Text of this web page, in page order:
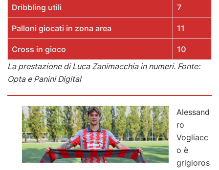
Dribbling utili 7
Palloni giocati in zona area 11
Cross in gioco
10
La prestazione di Luca Zanimacchia in numeri. Fonte:
Opta e Panini Digital
Alessand
ro
Vogliacc
o è
grigioros